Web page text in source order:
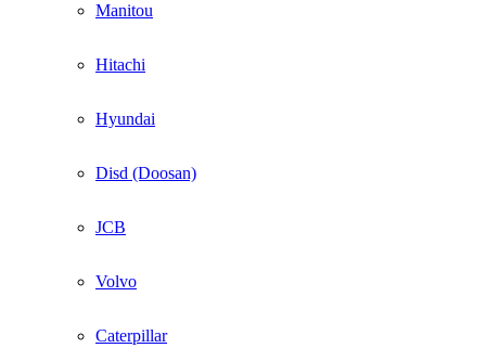
Manitou
Hitachi
Hyundai
Disd (Doosan)
JCB
Volvo
Caterpillar